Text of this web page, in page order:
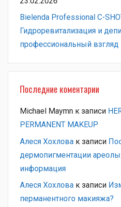
Bielenda Professional C-
Гидроревитализация и
профессиональный взгляд
Последние коментарии
Michael Maymn к записи
PERMANENT MAKEUP
Алеся Хохлова к записи
дермопигментации
информация
Алеся Хохлова к записи
перманентного макияжа?